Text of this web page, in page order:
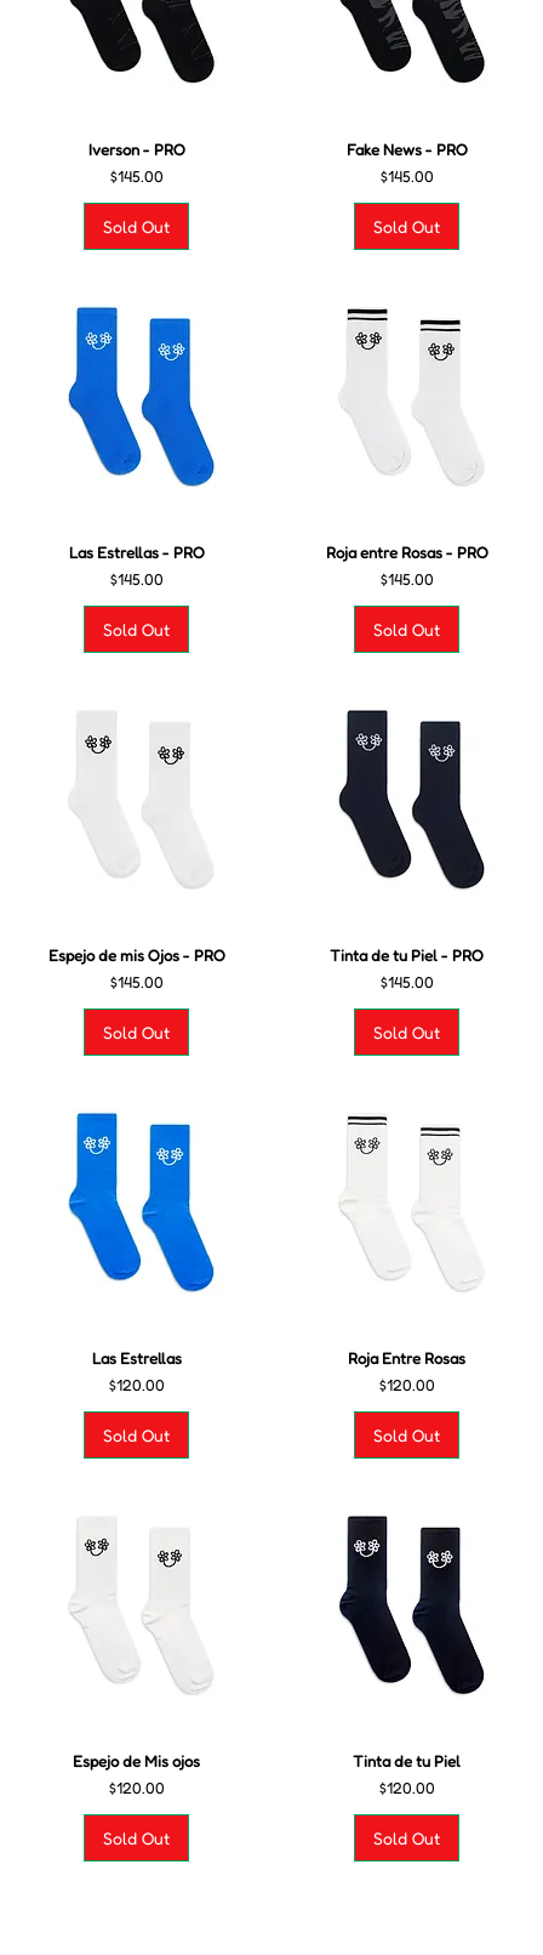
Iverson - PRO
Precio
$145.00
Sold Out
Fake News - PRO
Precio
$145.00
Sold Out
Las Estrellas - PRO
Precio
$145.00
Sold Out
Roja entre Rosas - PRO
Precio
$145.00
Sold Out
Espejo de mis Ojos - PRO
Precio
$145.00
Sold Out
Tinta de tu Piel - PRO
Precio
$145.00
Sold Out
Las Estrellas
Precio
$120.00
Sold Out
Roja Entre Rosas
Precio
$120.00
Sold Out
Espejo de Mis ojos
Precio
$120.00
Sold Out
Tinta de tu Piel
Precio
$120.00
Sold Out